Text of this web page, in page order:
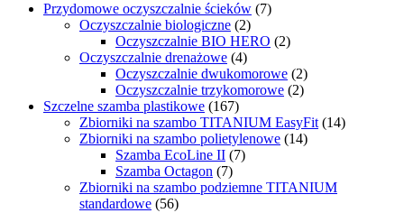
Przydomowe oczyszczalnie ścieków (7)
Oczyszczalnie biologiczne (2)
Oczyszczalnie BIO HERO (2)
Oczyszczalnie drenażowe (4)
Oczyszczalnie dwukomorowe (2)
Oczyszczalnie trzykomorowe (2)
Szczelne szamba plastikowe (167)
Zbiorniki na szambo TITANIUM EasyFit (14)
Zbiorniki na szambo polietylenowe (14)
Szamba EcoLine II (7)
Szamba Octagon (7)
Zbiorniki na szambo podziemne TITANIUM
standardowe (56)